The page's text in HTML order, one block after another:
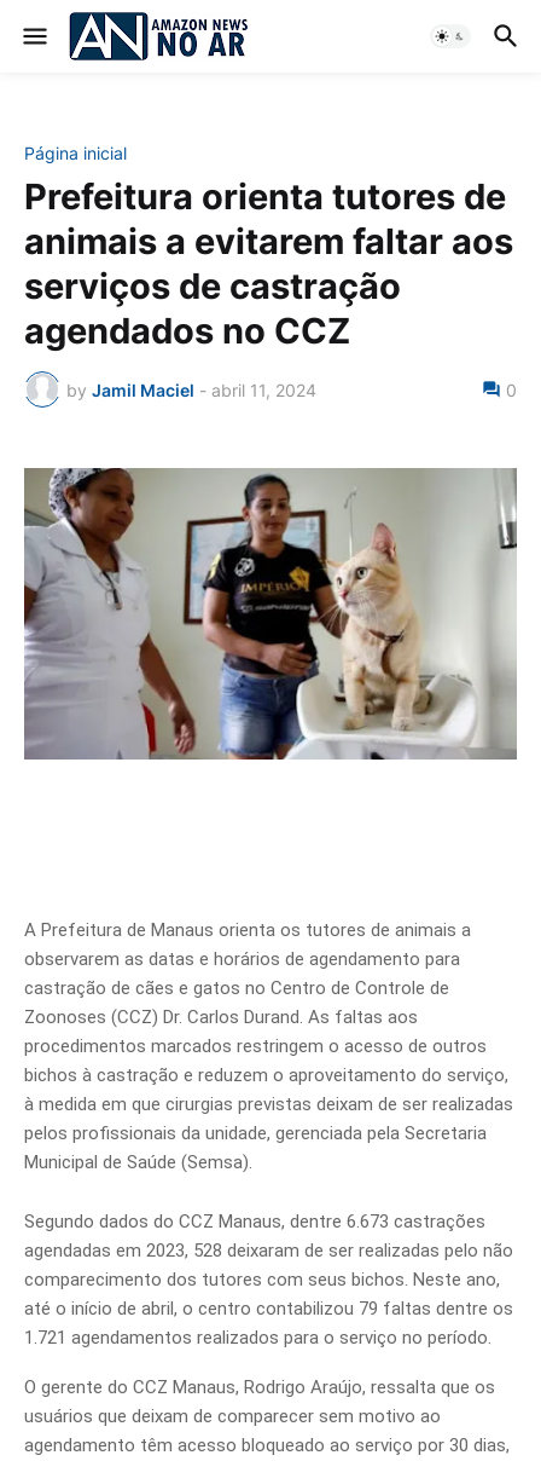
Página inicial
Prefeitura orienta tutores de
animais a evitarem faltar aos
serviços de castração
agendados no CCZ
by Jamil Maciel - abril 11, 2024 0
A Prefeitura de Manaus orienta os tutores de animais a
observarem as datas e horários de agendamento para
castração de cães e gatos no Centro de Controle de
Zoonoses (CCZ) Dr. Carlos Durand. As faltas aos
procedimentos marcados restringem o acesso de outros
bichos à castração e reduzem o aproveitamento do serviço,
à medida em que cirurgias previstas deixam de ser realizadas
pelos profissionais da unidade, gerenciada pela Secretaria
Municipal de Saúde (Semsa).
Segundo dados do CCZ Manaus, dentre 6.673 castrações
agendadas em 2023, 528 deixaram de ser realizadas pelo não
comparecimento dos tutores com seus bichos. Neste ano,
até o início de abril, o centro contabilizou 79 faltas dentre os
1.721 agendamentos realizados para o serviço no período.
O gerente do CCZ Manaus, Rodrigo Araújo, ressalta que os
usuários que deixam de comparecer sem motivo ao
agendamento têm acesso bloqueado ao serviço por 30 dias,